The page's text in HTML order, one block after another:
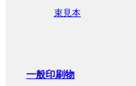
束見本
一般印刷物